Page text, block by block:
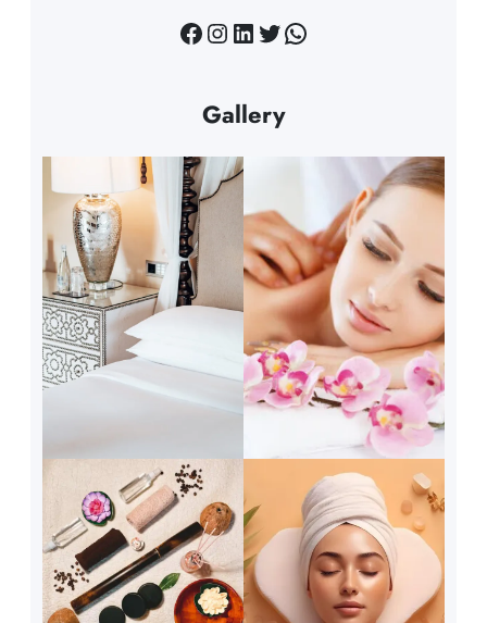
Facebook InstagramLinkedIn Twitter WhatsApp
Gallery